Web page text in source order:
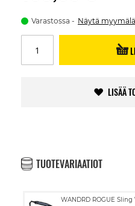
Varastossa Näytä
LISÄÄ
TUOTEVARIAATIOT
WANDRD ROGUE